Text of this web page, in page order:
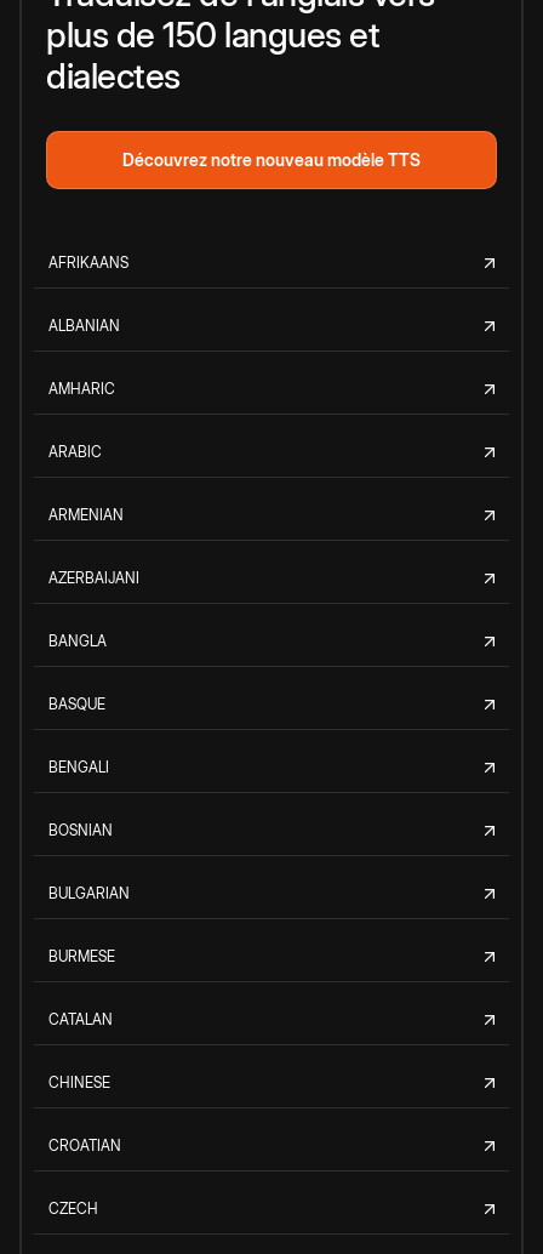
plus de 150 langues et
dialectes
Découvrez notre nouveau modèle TTS
AFRIKAANS
ALBANIAN
AMHARIC
ARABIC
ARMENIAN
AZERBAIJANI
BANGLA
BASQUE
BENGALI
BOSNIAN
BULGARIAN
BURMESE
CATALAN
CHINESE
CROATIAN
CZECH